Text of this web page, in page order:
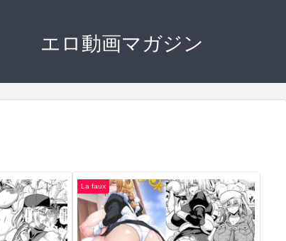
エロ動画マガジン
La faux